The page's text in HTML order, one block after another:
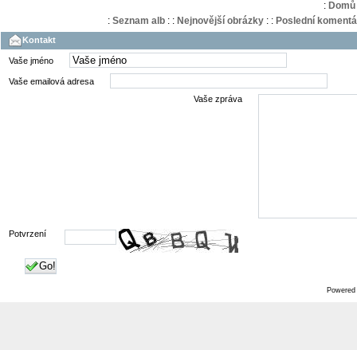
: Domů
: Seznam alb: : Nejnovější obrázky: : Poslední
Kontakt
Vaše jméno
Vaše emailová adresa
Vaše zpráva
Potvrzení
Go!